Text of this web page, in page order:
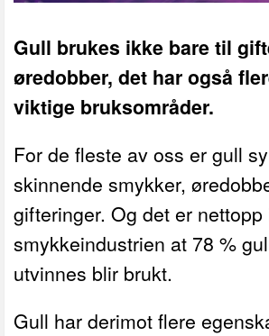
Gull brukes ikke bare til
øredobber, det har også
viktige bruksområder.
For de fleste av oss er gull
skinnende smykker,
gifteringer. Og det er nettopp
smykkeindustrien at 78 %
utvinnes blir brukt.
Gull har derimot flere